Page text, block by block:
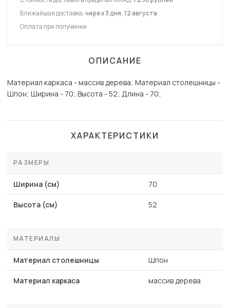
Ближайшая доставка:через 3 дня, 12 августа
Оплата при получении
ОПИСАНИЕ
Материал каркаса - массив дерева; Материал столешницы -
Шпон; Ширина - 70; Высота - 52; Длина - 70;
ХАРАКТЕРИСТИКИ
РАЗМЕРЫ
Ширина (см) 70
Высота (см) 52
МАТЕРИАЛЫ
Материал столешницы Шпон
Материал каркаса массив дерева